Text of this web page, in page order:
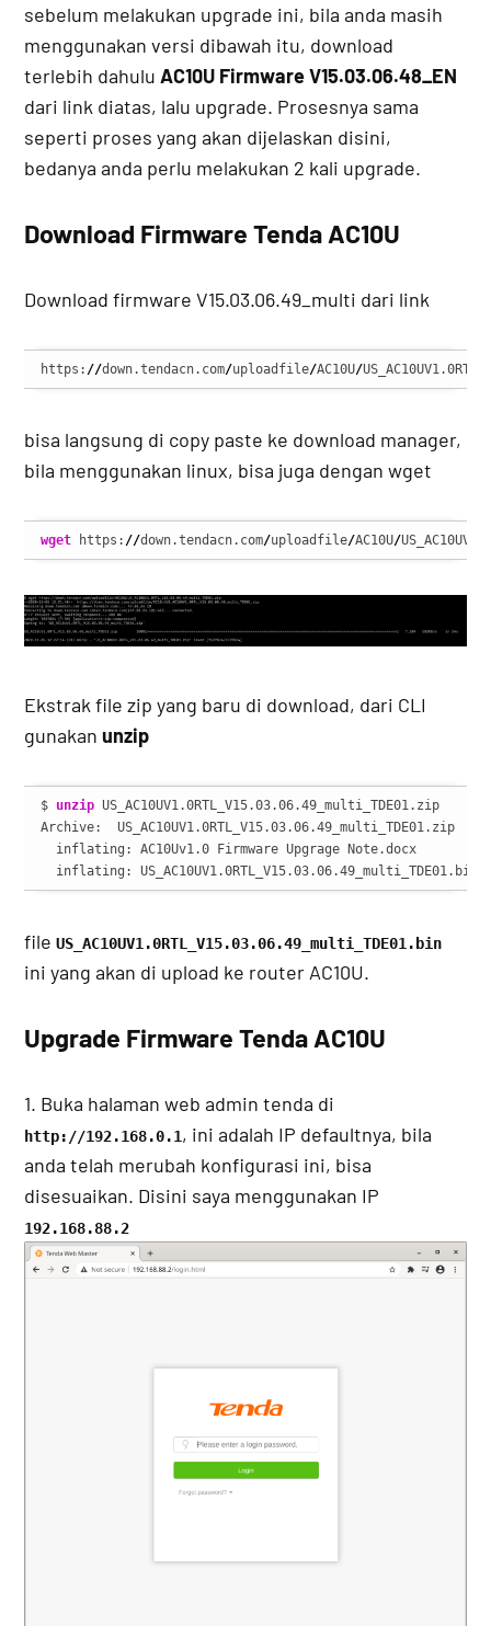
sebelum melakukan upgrade ini, bila anda masih
menggunakan versi dibawah itu, download
terlebih dahuluAC10U Firmware V15.03.06.48_EN
dari link diatas, lalu upgrade. Prosesnya sama
seperti proses yang akan dijelaskan disini,
bedanya anda perlu melakukan 2 kali upgrade.
Download Firmware Tenda AC10U
Download firmware V15.03.06.49_multi dari link
https: //down.tendacn.com/uploadfile/AC10U/
bisa langsung di copy paste ke download manager,
bila menggunakan linux, bisa juga dengan wget
wget https: //down.tendacn.com/uploadfile/AC10U/
Ekstrak file zip yang baru di download, dari CLI
gunakanunzip
$ unzip US_AC10UV1.0RTL_V15.03.06.49_multi_TDE01.zip
Archive:  US_AC10UV1.0RTL_V15.03.06.49_multi_TDE01.zip
  inflating: AC10Uv1.0 Firmware Upgrage Note.docx
  inflating: US_AC10UV1.0RTL_V15.03.06.49_multi_TDE01.bin
fileUS_AC10UV1.0RTL_V15.03.06.49_multi_TDE01.bin
ini yang akan di upload ke router AC10U.
Upgrade Firmware Tenda AC10U
1. Buka halaman web admin tenda di
http://192.168.0.1, ini adalah IP defaultnya, bila
anda telah merubah konfigurasi ini, bisa
disesuaikan. Disini saya menggunakan IP
192.168.88.2